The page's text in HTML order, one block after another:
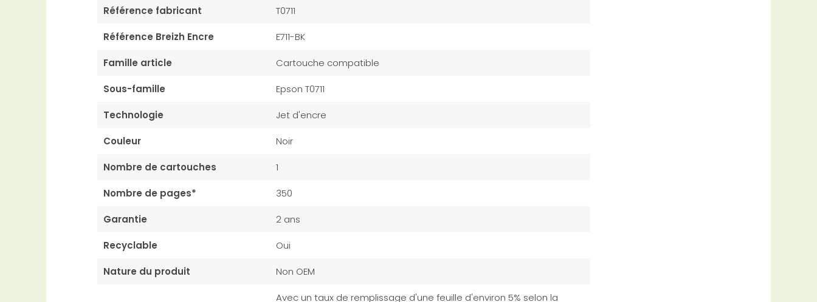
Référence fabricant T0711
Référence Breizh Encre E711-BK
Famille article Cartouche compatible
Sous-famille Epson T0711
Technologie Jet d'encre
Couleur Noir
Nombre de cartouches 1
Nombre de pages* 350
Garantie 2 ans
Recyclable Oui
Nature du produit Non OEM
Avec un taux de remplissage d'une feuille d'environ 5% selon la